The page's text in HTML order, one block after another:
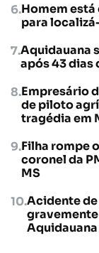
Homem
para
Aquidauana
após 43 dias
Empresário
de piloto
tragédia em
Filha rompe
coronel da
MS
Acidente
Aquidauana